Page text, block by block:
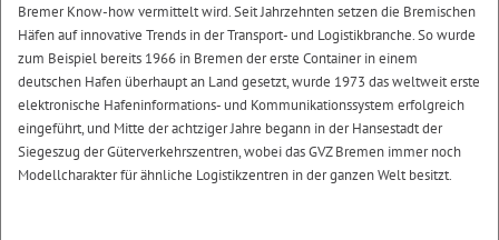
Bremer Know-how vermittelt wird. Seit Jahrzehnten setzen die Bremischen
Häfen auf innovative Trends in der Transport- und Logistikbranche. So wurde
zum Beispiel bereits 1966 in Bremen der erste Container in einem
deutschen Hafen überhaupt an Land gesetzt, wurde 1973 das weltweit erste
elektronische Hafeninformations- und Kommunikationssystem erfolgreich
eingeführt, und Mitte der achtziger Jahre begann in der Hansestadt der
Siegeszug der Güterverkehrszentren, wobei das GVZ Bremen immer noch
Modellcharakter für ähnliche Logistikzentren in der ganzen Welt besitzt.